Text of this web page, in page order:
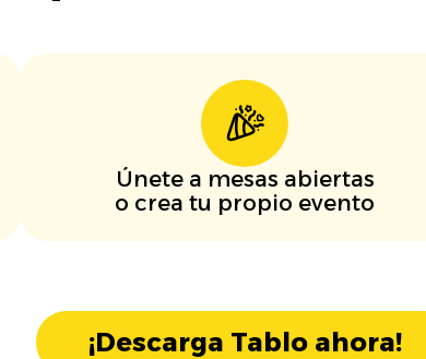
Únete a mesas abiertas
o crea tu propio evento
¡Descarga Tablo ahora!